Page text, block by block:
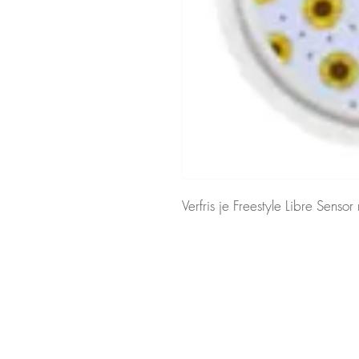
Verfris je Freestyle Libre